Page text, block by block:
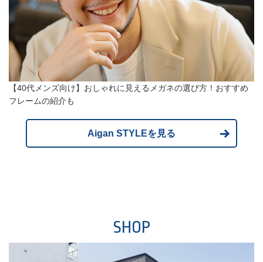
【40代メンズ向け】おしゃれに見えるメガネの選び方！おすすめ
フレームの紹介も
Aigan STYLEを見る
SHOP